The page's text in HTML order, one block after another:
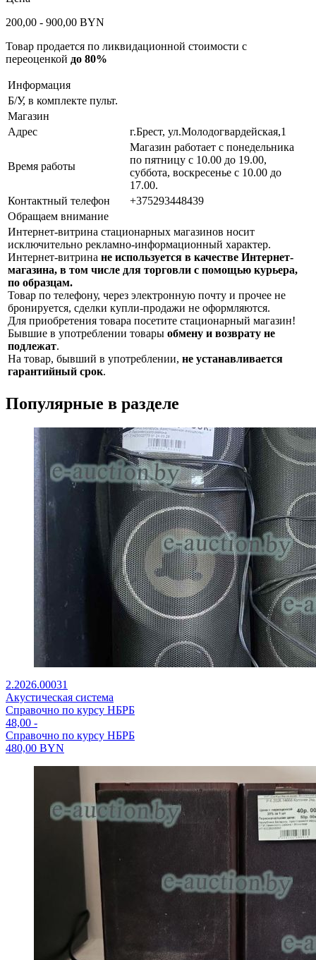
200,00 - 900,00 BYN
Товар продается по ликвидационной стоимости с
переоценкой до 80%
Информация
Б/У, в комплекте пульт.
Магазин
Адрес
г.Брест, ул.Молодогвардейская,1
Время работы
Магазин работает с понедельника
по пятницу с 10.00 до 19.00,
суббота, воскресенье с 10.00 до
17.00.
Контактный телефон
+375293448439
Обращаем внимание
Интернет-витрина стационарных магазинов носит
исключительно рекламно-информационный характер.
Интернет-витрина не используется в качестве Интернет-
магазина, в том числе для торговли с помощью курьера,
по образцам.
Товар по телефону, через электронную почту и прочее не
бронируется, сделки купли-продажи не оформляются.
Для приобретения товара посетите стационарный магазин!
Бывшие в употреблении товары обмену и возврату не
подлежат.
На товар, бывший в употреблении, не устанавливается
гарантийный срок.
Популярные в разделе
2.2026.00031
Акустическая система
Справочно по курсу НБРБ
48,00 -
Справочно по курсу НБРБ
480,00 BYN